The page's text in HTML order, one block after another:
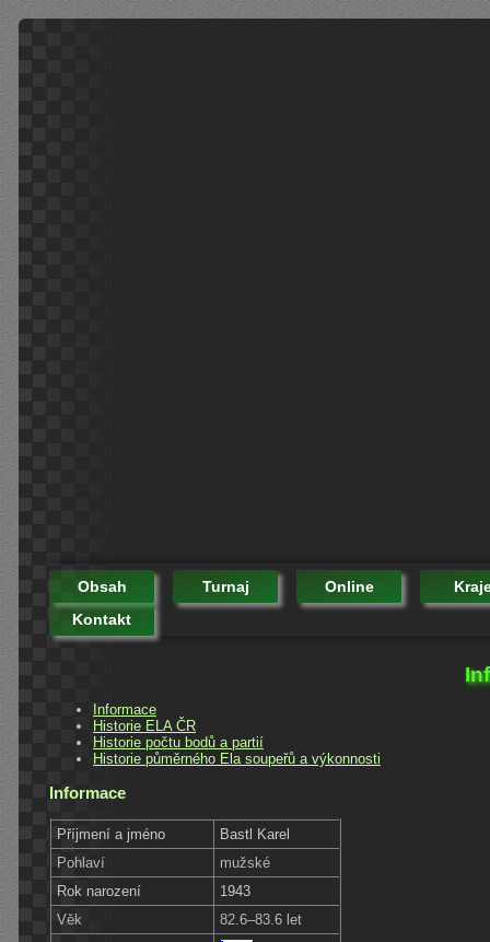
Obsah Turnaj Online
Kontakt
Informace
Historie ELA ČR
Historie počtu bodů a partií
Historie půměrného Ela soupeřů a výkonnosti
Informace
Příjmení a jméno
Bastl Karel
Pohlaví
mužské
Rok narození
1943
Věk
82.6–83.6 let